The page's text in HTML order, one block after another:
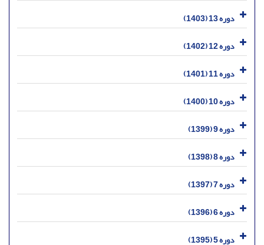
دوره 13 (1403)
دوره 12 (1402)
دوره 11 (1401)
دوره 10 (1400)
دوره 9 (1399)
دوره 8 (1398)
دوره 7 (1397)
دوره 6 (1396)
دوره 5 (1395)